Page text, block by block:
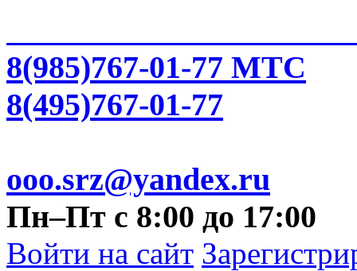
8(985)767-01-77 МТС
8(495)767-01-77
ooo.srz@yandex.ru
Пн–Пт с 8:00 до 17:00
Войти на сайт